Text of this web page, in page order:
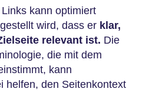
kann optimiert
wird, dass er klar,
relevant ist. Die
die mit dem
kann
helfen, den Seitenkontext